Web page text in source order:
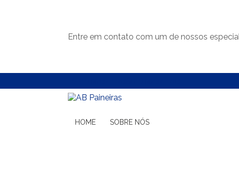
Entre em contato com um de nossos
HOME SOBRE NÓS